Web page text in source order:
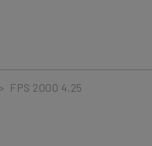
> FPS 2000 4.25